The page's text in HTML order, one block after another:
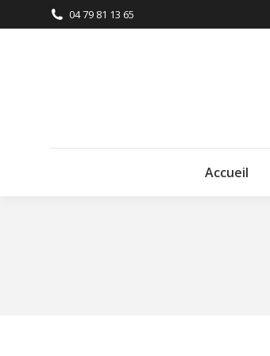
04 79 81 13 65
Accueil